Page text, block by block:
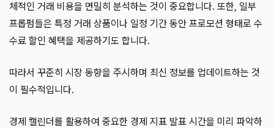
체적인 거래 비용을 면밀히 분석하는 것이 중요합니다. 또한, 일부
프롭펌들은 특정 거래 상품이나 일정 기간 동안 프로모션 형태로 수
수료 할인 혜택을 제공하기도 합니다.
따라서 꾸준히 시장 동향을 주시하며 최신 정보를 업데이트하는 것
이 필수적입니다.
경제 캘린더를 활용하여 중요한 경제 지표 발표 시간을 미리 파악하